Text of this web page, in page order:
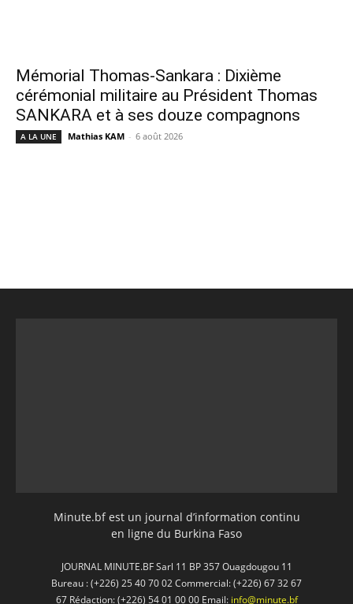
Mémorial Thomas-Sankara : Dixième
cérémonial militaire au Président Thomas
SANKARA et à ses douze compagnons
A LA UNE Mathias KAM - 6 août 2026
Minute.bf est un journal d’information continu
en ligne du Burkina Faso
JOURNAL MINUTE.BF Sarl 11 BP 357 Ouagdougou 11
Bureau : (+226) 25 40 70 02 Commercial: (+226) 67 32 67
67 Rédaction: (+226) 54 01 00 00 Email: info@minute.bf